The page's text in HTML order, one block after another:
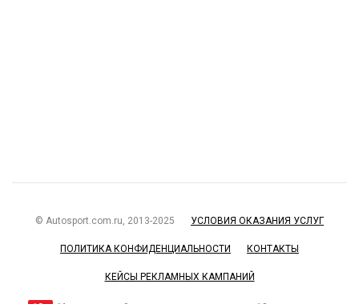
© Autosport.com.ru, 2013-2025 УСЛОВИЯ ОКАЗАНИЯ УСЛУГ
ПОЛИТИКА КОНФИДЕНЦИАЛЬНОСТИ КОНТАКТЫ
КЕЙСЫ РЕКЛАМНЫХ КАМПАНИЙ